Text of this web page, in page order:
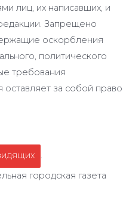
лиц, их написавших, и
Запрещено
оскорбления
политического
требования
оставляет за собой право
.
городская газета